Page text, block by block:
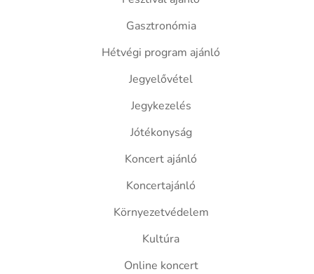
Gasztronómia
Hétvégi program ajánló
Jegyelővétel
Jegykezelés
Jótékonyság
Koncert ajánló
Koncertajánló
Környezetvédelem
Kultúra
Online koncert